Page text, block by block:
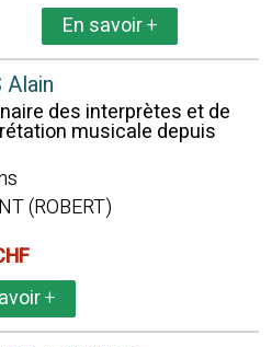
En savoir+
Alain
des interprètes et de
musicale depuis
(ROBERT)
+